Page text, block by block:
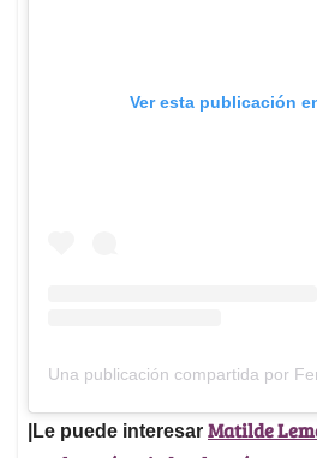
Ver esta publicación
Una publicación compartida por
|Le puede interesar Matilde